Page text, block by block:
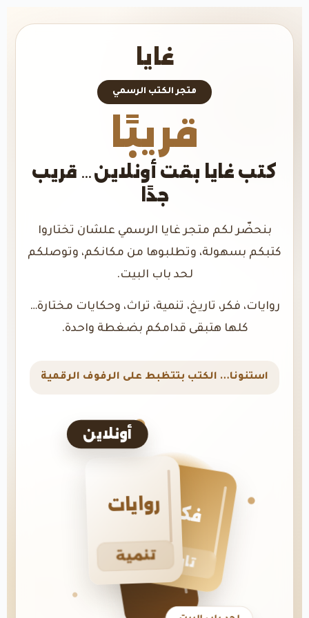
غايا
متجر الكتب الرسمي
قريبًا
كتب غايا بقت أونلاين… قريب
جدًا
بنحضّر لكم متجر غايا الرسمي علشان تختاروا
كتبكم بسهولة، وتطلبوها من مكانكم، وتوصلكم
لحد باب البيت.
روايات، فكر، تاريخ، تنمية، تراث، وحكايات مختارة…
كلها هتبقى قدامكم بضغطة واحدة.
استنونا… الكتب بتتظبط على الرفوف الرقمية
أونلاين
فكر
تاريخ
روايات
تنمية